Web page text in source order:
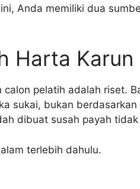
Anda memiliki dua
Harta Karun
pelatih adalah riset.
sukai, bukan berdasarkan
dibuat susah payah tidak
terlebih dahulu.